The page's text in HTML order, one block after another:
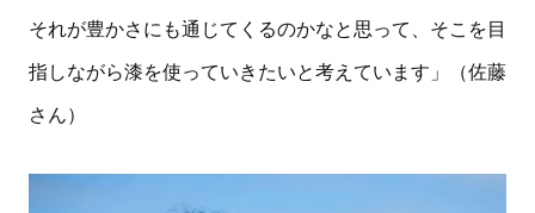
それが豊かさにも通じてくるのかなと思って、そこを目
指しながら漆を使っていきたいと考えています」（佐藤
さん）